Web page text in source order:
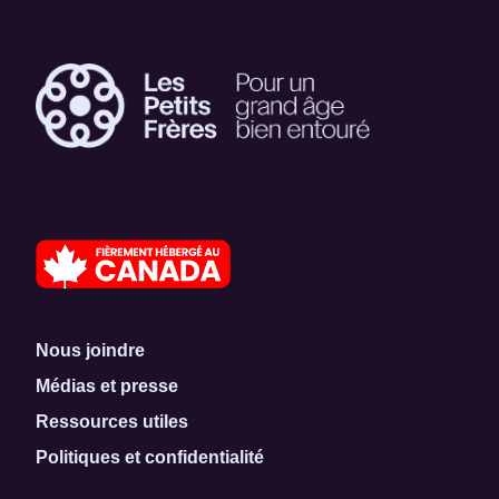
Nous joindre
Médias et presse
Ressources utiles
Politiques et confidentialité